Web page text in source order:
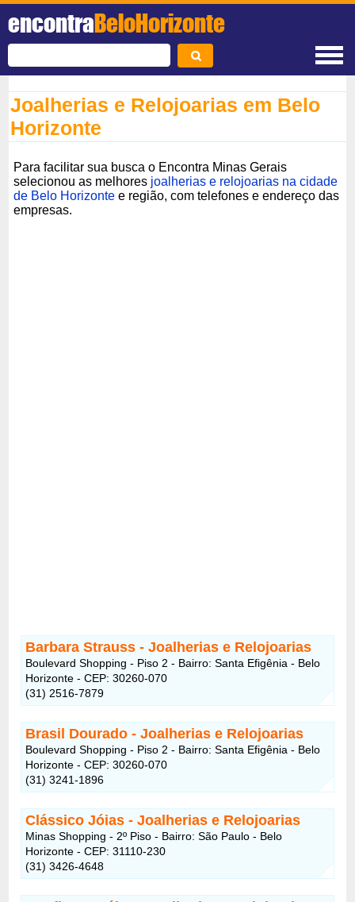
encontraBeloHorizonte
Joalherias e Relojoarias em Belo
Horizonte
Para facilitar sua busca o Encontra Minas Gerais
selecionou as melhores joalherias e relojoarias na cidade
de Belo Horizonte e região, com telefones e endereço das
empresas.
Barbara Strauss - Joalherias e Relojoarias
Boulevard Shopping - Piso 2 - Bairro: Santa Efigênia - Belo
Horizonte - CEP: 30260-070
(31) 2516-7879
Brasil Dourado - Joalherias e Relojoarias
Boulevard Shopping - Piso 2 - Bairro: Santa Efigênia - Belo
Horizonte - CEP: 30260-070
(31) 3241-1896
Clássico Jóias - Joalherias e Relojoarias
Minas Shopping - 2º Piso - Bairro: São Paulo - Belo
Horizonte - CEP: 31110-230
(31) 3426-4648